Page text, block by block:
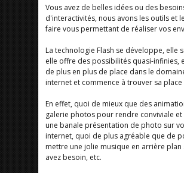
Vous avez de belles idées ou des
d'interactivités, nous avons les outils et
faire vous permettant de réaliser vos
La technologie Flash se développe, elle
elle offre des possibilités quasi-infinies,
de plus en plus de place dans le
internet et commence à trouver sa place
En effet, quoi de mieux que des
galerie photos pour rendre conviviale et
une banale présentation de photo sur
internet, quoi de plus agréable que de
mettre une jolie musique en arrière plan
avez besoin, etc.